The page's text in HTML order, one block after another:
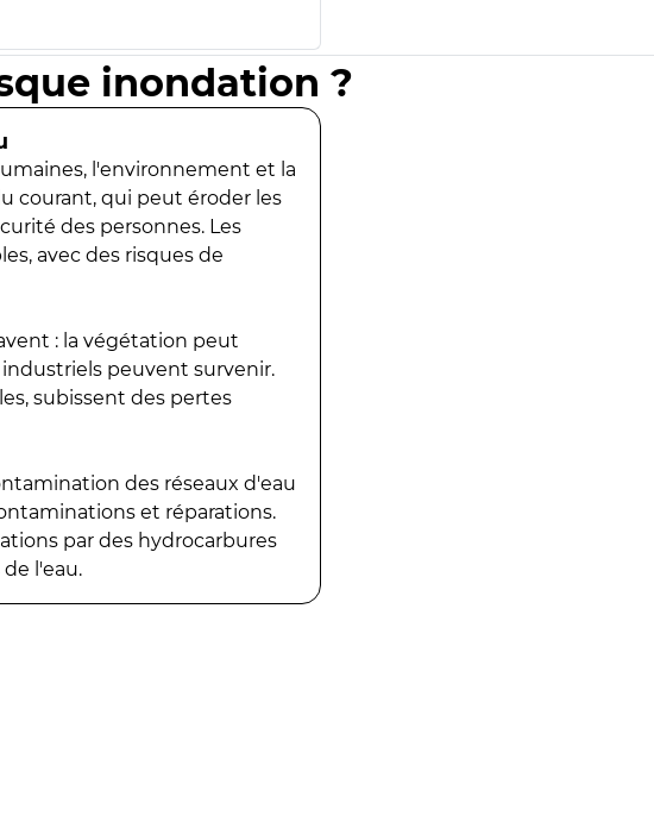
inondation ?
l'environnement et la
courant, qui peut éroder les
des personnes. Les
avec des risques de
: la végétation peut
peuvent survenir.
subissent des pertes
des réseaux d'eau
et réparations.
par des hydrocarbures
l'eau.